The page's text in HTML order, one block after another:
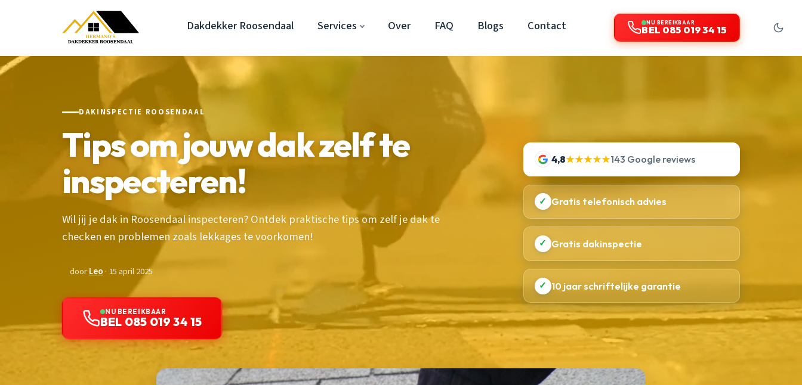
Dakdekker Roosendaal Services Over FAQ Blogs Contact NU BEREIKBAAR
BEL 085 019 34 15
DAKINSPECTIE ROOSENDAAL
Tips om jouw dak zelf te
inspecteren!
Wil jij je dak in Roosendaal inspecteren? Ontdek praktische tips om zelf je dak te
checken en problemen zoals lekkages te voorkomen!
doorLeo · 15 april 2025
NU BEREIKBAAR
BEL 085 019 34 15
4,8★★★★★143 Google reviews
✓ Gratis telefonisch advies
✓ Gratis dakinspectie
✓ 10 jaar schriftelijke garantie